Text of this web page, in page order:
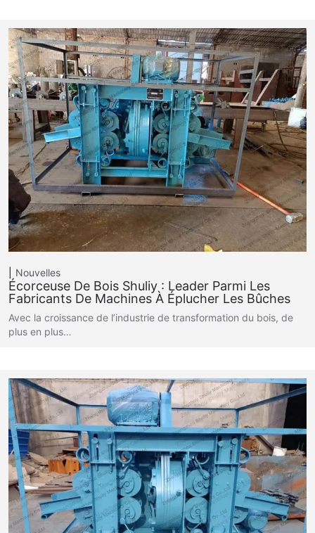
Nouvelles
Écorceuse De Bois Shuliy : Leader Parmi Les
Fabricants De Machines À Éplucher Les Bûches
Avec la croissance de l’industrie de transformation du bois, de
plus en plus…